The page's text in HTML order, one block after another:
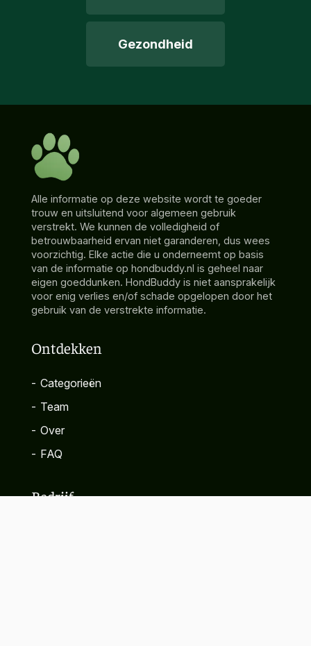
Gezondheid
Alle informatie op deze website wordt te goeder
trouw en uitsluitend voor algemeen gebruik
verstrekt. We kunnen de volledigheid of
betrouwbaarheid ervan niet garanderen, dus wees
voorzichtig. Elke actie die u onderneemt op basis
van de informatie op hondbuddy.nl is geheel naar
eigen goeddunken. HondBuddy is niet aansprakelijk
voor enig verlies en/of schade opgelopen door het
gebruik van de verstrekte informatie.
Ontdekken
- Categorieën
- Team
- Over
- FAQ
Bedrijf